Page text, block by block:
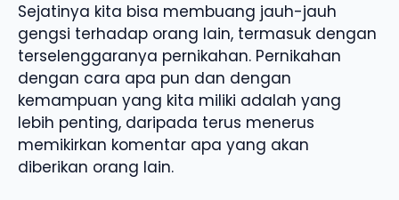
Sejatinya kita bisa membuang jauh-jauh
gengsi terhadap orang lain, termasuk dengan
terselenggaranya pernikahan. Pernikahan
dengan cara apa pun dan dengan
kemampuan yang kita miliki adalah yang
lebih penting, daripada terus menerus
memikirkan komentar apa yang akan
diberikan orang lain.